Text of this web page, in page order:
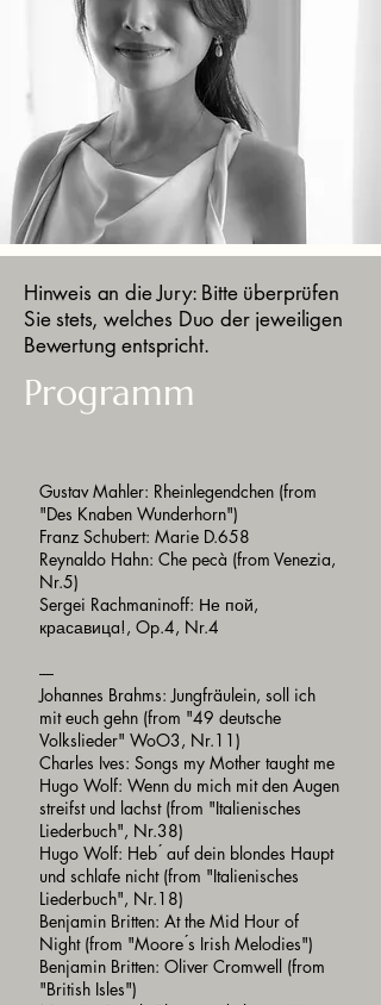
Hinweis an die Jury: Bitte überprüfen
Sie stets, welches Duo der jeweiligen
Bewertung entspricht.
Programm
Gustav Mahler: Rheinlegendchen (from
"Des Knaben Wunderhorn")
Franz Schubert: Marie D.658
Reynaldo Hahn: Che pecà (from Venezia,
Nr.5)
Sergei Rachmaninoff: Не пой,
красавицa!, Op.4, Nr.4
----
Johannes Brahms: Jungfräulein, soll ich
mit euch gehn (from "49 deutsche
Volkslieder" WoO3, Nr.11)
Charles Ives: Songs my Mother taught me
Hugo Wolf: Wenn du mich mit den Augen
streifst und lachst (from "Italienisches
Liederbuch", Nr.38)
Hugo Wolf: Heb ́ auf dein blondes Haupt
und schlafe nicht (from "Italienisches
Liederbuch", Nr.18)
Benjamin Britten: At the Mid Hour of
Night (from "Moore ́s Irish Melodies")
Benjamin Britten: Oliver Cromwell (from
"British Isles")